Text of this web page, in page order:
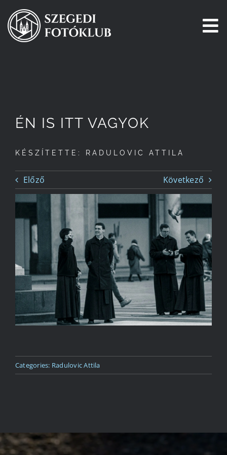
Kihagyás
Pályázatok
Tagjaink
Csatlakozz!
Történetünk
Kapcsolat
ÉN IS ITT VAGYOK
KÉSZÍTETTE: RADULOVIC ATTILA
Előző Következő
Categories: Radulovic Attila